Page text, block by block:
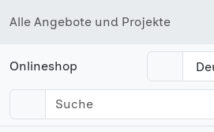
Alle Angebote und Projekte
Onlineshop